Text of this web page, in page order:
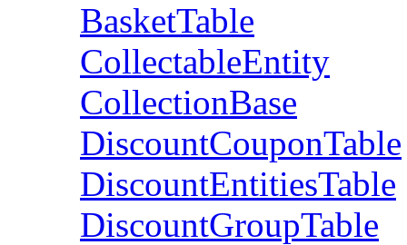
BasketTable
CollectableEntity
CollectionBase
DiscountCouponTable
DiscountEntitiesTable
DiscountGroupTable